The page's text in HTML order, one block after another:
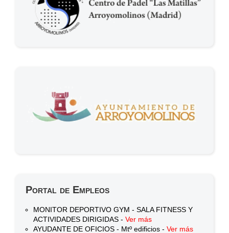
Portal de Empleos
MONITOR DEPORTIVO GYM - SALA FITNESS Y
ACTIVIDADES DIRIGIDAS - Ver más
AYUDANTE DE OFICIOS - Mtº edificios - Ver más